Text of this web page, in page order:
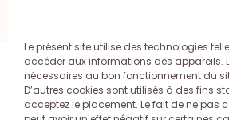
Le présent site utilise des technologies
accéder aux informations des appareils.
nécessaires au bon fonctionnement du
D’autres cookies sont utilisés à des fins
acceptez le placement. Le fait de ne pas
Contact